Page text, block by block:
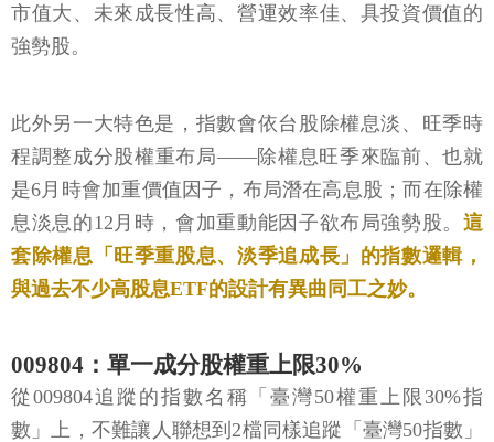
市值大、未來成長性高、營運效率佳、具投資價值的
強勢股。
此外另一大特色是，指數會依台股除權息淡、旺季時
程調整成分股權重布局——除權息旺季來臨前、也就
是6月時會加重價值因子，布局潛在高息股；而在除權
息淡息的12月時，會加重動能因子欲布局強勢股。 這
套除權息「旺季重股息、淡季追成長」的指數邏輯，
與過去不少高股息ETF的設計有異曲同工之妙。
009804：單一成分股權重上限30%
從009804追蹤的指數名稱「臺灣50權重上限30%指
數」上，不難讓人聯想到2檔同樣追蹤「臺灣50指數」